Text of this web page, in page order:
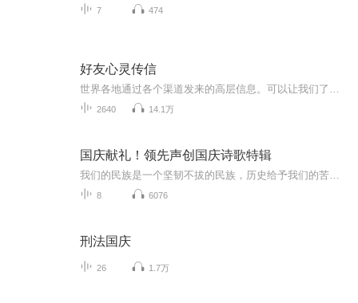
7 474
好友心灵传信
2640 14.1万
国庆献礼！领先声创国庆诗歌特辑
8 6076
刑法国庆
26 1.7万